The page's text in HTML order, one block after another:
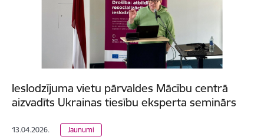
Ieslodzījuma vietu pārvaldes Mācību centrā
aizvadīts Ukrainas tiesību eksperta seminārs
13.04.2026. Jaunumi